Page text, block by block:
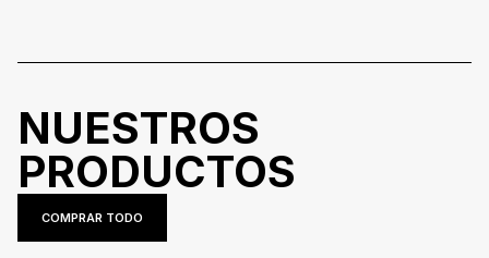
NUESTROS
PRODUCTOS
COMPRAR TODO